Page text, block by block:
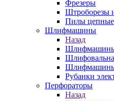
Фрезеры
Штроборезы
Пилы цепные
Шлифмашины
Назад
Шлифмашины
Рубанки
Перфораторы
Назад